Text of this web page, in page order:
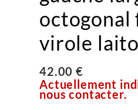
octogonal
virole
42.00 €
Actuellement
nous contacter.